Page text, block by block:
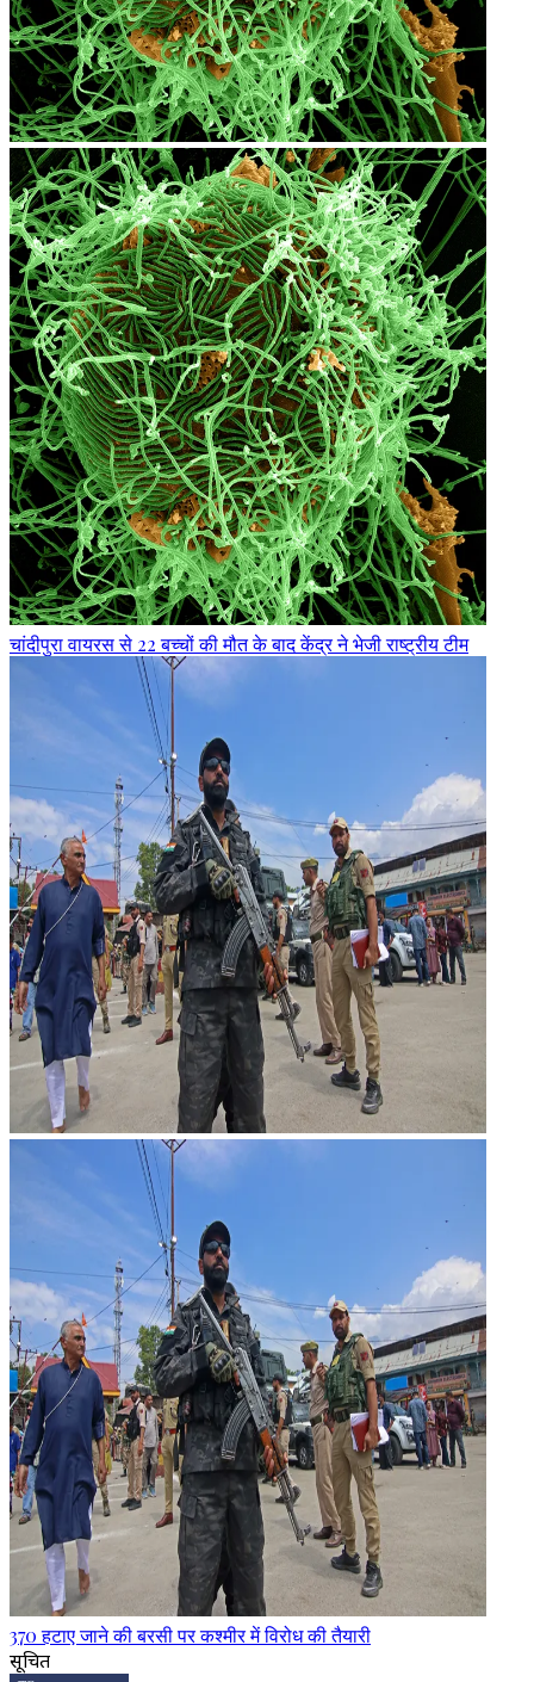
चांदीपुरा वायरस से 22 बच्चों की मौत के बाद केंद्र ने भेजी राष्ट्रीय टीम
370 हटाए जाने की बरसी पर कश्मीर में विरोध की तैयारी
सूचित